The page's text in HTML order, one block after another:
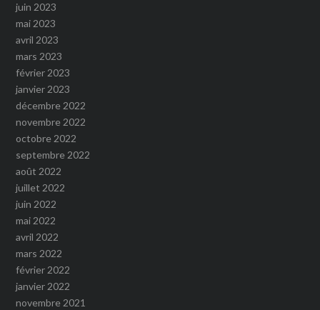
juin 2023
mai 2023
avril 2023
mars 2023
février 2023
janvier 2023
décembre 2022
novembre 2022
octobre 2022
septembre 2022
août 2022
juillet 2022
juin 2022
mai 2022
avril 2022
mars 2022
février 2022
janvier 2022
novembre 2021